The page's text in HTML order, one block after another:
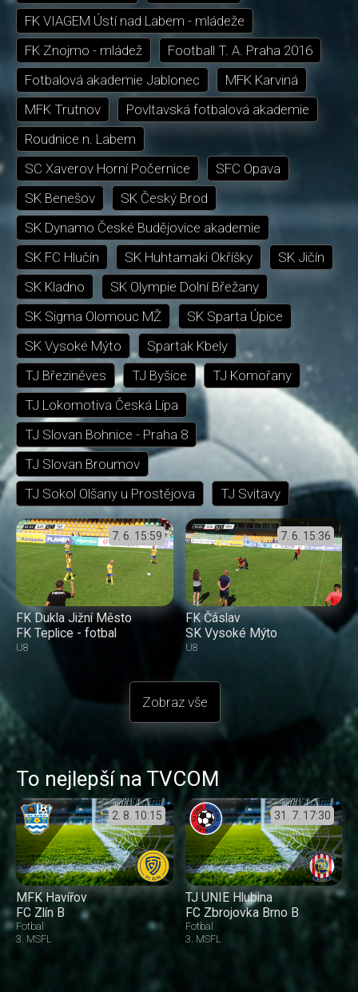
FK VIAGEM Ústí nad Labem - mládeže
FK Znojmo - mládež
Football T. A. Praha 2016
Fotbalová akademie Jablonec
MFK Karviná
MFK Trutnov
Povltavská fotbalová akademie
Roudnice n. Labem
SC Xaverov Horní Počernice
SFC Opava
SK Benešov
SK Český Brod
SK Dynamo České Budějovice akademie
SK FC Hlučín
SK Huhtamaki Okříšky
SK Jičín
SK Kladno
SK Olympie Dolní Břežany
SK Sigma Olomouc MŽ
SK Sparta Úpice
SK Vysoké Mýto
Spartak Kbely
TJ Březiněves
TJ Byšice
TJ Komořany
TJ Lokomotiva Česká Lípa
TJ Slovan Bohnice - Praha 8
TJ Slovan Broumov
TJ Sokol Olšany u Prostějova
TJ Svitavy
7. 6. 15:59
FK Dukla Jižní Město
FK Teplice - fotbal
U8
7. 6. 15:36
FK Čáslav
SK Vysoké Mýto
U8
Zobraz vše
To nejlepší na TVCOM
2. 8. 10:15
MFK Havířov
FC Zlín B
Fotbal
3. MSFL
31. 7. 17:30
TJ UNIE Hlubina
FC Zbrojovka Brno B
Fotbal
3. MSFL